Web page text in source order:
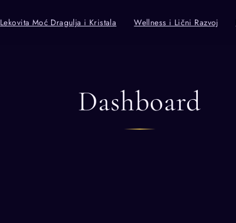
Lekovita Moć Dragulja i Kristala Wellness i Lični Razvoj
Dashboard